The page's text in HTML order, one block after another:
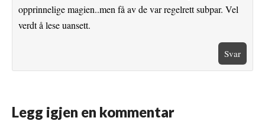
opprinnelige magien..men få av de var regelrett subpar. Vel
verdt å lese uansett.
Svar
Legg igjen en kommentar